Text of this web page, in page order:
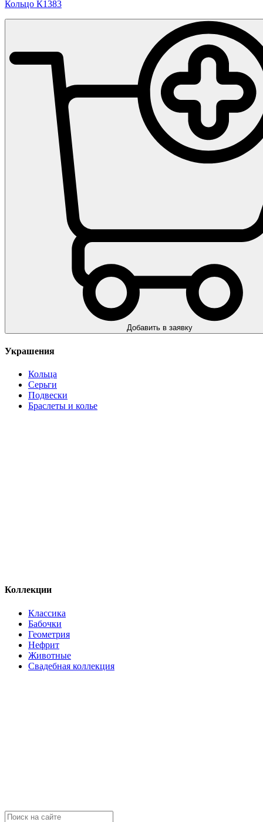
Кольцо К1383
Добавить в заявку
Украшения
Кольца
Серьги
Подвески
Браслеты и колье
Коллекции
Классика
Бабочки
Геометрия
Нефрит
Животные
Свадебная коллекция